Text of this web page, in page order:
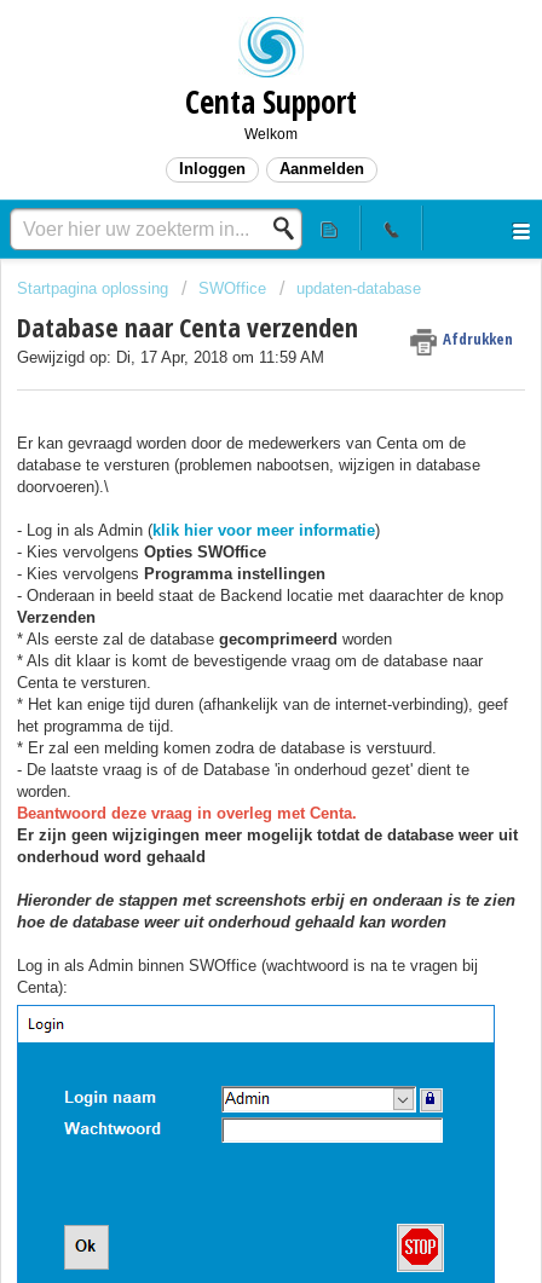
Centa Support
Welkom
Inloggen Aanmelden
Startpagina oplossing SWOffice updaten-database
Database naar Centa verzenden Afdrukken
Gewijzigd op: Di, 17 Apr, 2018 om 11:59 AM
Er kan gevraagd worden door de medewerkers van Centa om de
database te versturen (problemen nabootsen, wijzigen in database
doorvoeren).\
- Log in als Admin (klik hier voor meer informatie)
- Kies vervolgens Opties SWOffice
- Kies vervolgens Programma instellingen
- Onderaan in beeld staat de Backend locatie met daarachter de knop
Verzenden
* Als eerste zal de database gecomprimeerd worden
* Als dit klaar is komt de bevestigende vraag om de database naar
Centa te versturen.
* Het kan enige tijd duren (afhankelijk van de internet-verbinding), geef
het programma de tijd.
* Er zal een melding komen zodra de database is verstuurd.
- De laatste vraag is of de Database 'in onderhoud gezet' dient te
worden.
Beantwoord deze vraag in overleg met Centa.
Er zijn geen wijzigingen meer mogelijk totdat de database weer uit
onderhoud word gehaald
Hieronder de stappen met screenshots erbij en onderaan is te zien
hoe de database weer uit onderhoud gehaald kan worden
Log in als Admin binnen SWOffice (wachtwoord is na te vragen bij
Centa):